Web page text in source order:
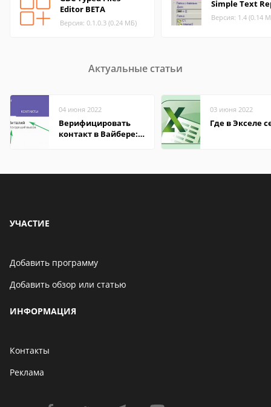
Editor BETA
Версия: 0.1.0.3 (0.24 МБ)
Simple Text
Версия: 1.4 (0.14
Актуальные статьи
04 июня 2022
Верифицировать
контакт в Вайбере:
03 июня 2022
Где в Экселе
УЧАСТИЕ
Добавить программу
Добавить обзор или статью
ИНФОРМАЦИЯ
Контакты
Реклама